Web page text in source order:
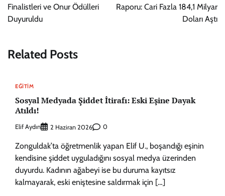
Finalistleri ve Onur Ödülleri
Duyuruldu
Raporu: Cari Fazla 184,1 Milyar
Doları Aştı
Related Posts
EĞITIM
Sosyal Medyada Şiddet İtirafı: Eski Eşine Dayak
Atıldı!
Elif Aydın 2 Haziran 2026 0
Zonguldak’ta öğretmenlik yapan Elif U., boşandığı eşinin
kendisine şiddet uyguladığını sosyal medya üzerinden
duyurdu. Kadının ağabeyi ise bu duruma kayıtsız
kalmayarak, eski eniştesine saldırmak için […]